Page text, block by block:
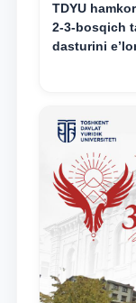
TDYU
2-3-bosqich
dasturini